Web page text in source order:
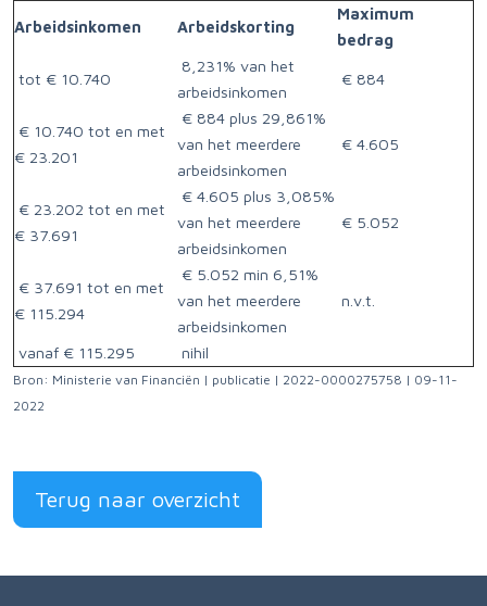
Arbeidsinkomen Arbeidskorting
Maximum
bedrag
tot € 10.740
8,231% van het
arbeidsinkomen
€ 884
€ 10.740 tot en met
€ 23.201
€ 884 plus 29,861%
van het meerdere
arbeidsinkomen
€ 4.605
€ 23.202 tot en met
€ 37.691
€ 4.605 plus 3,085%
van het meerdere
arbeidsinkomen
€ 5.052
€ 37.691 tot en met
€ 115.294
€ 5.052 min 6,51%
van het meerdere
arbeidsinkomen
n.v.t.
vanaf € 115.295 nihil
Bron: Ministerie van Financiën | publicatie | 2022-0000275758 | 09-11-
2022
Terug naar overzicht